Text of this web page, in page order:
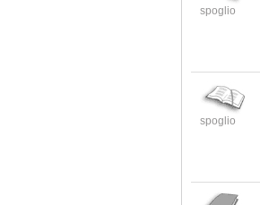
spoglio
spoglio